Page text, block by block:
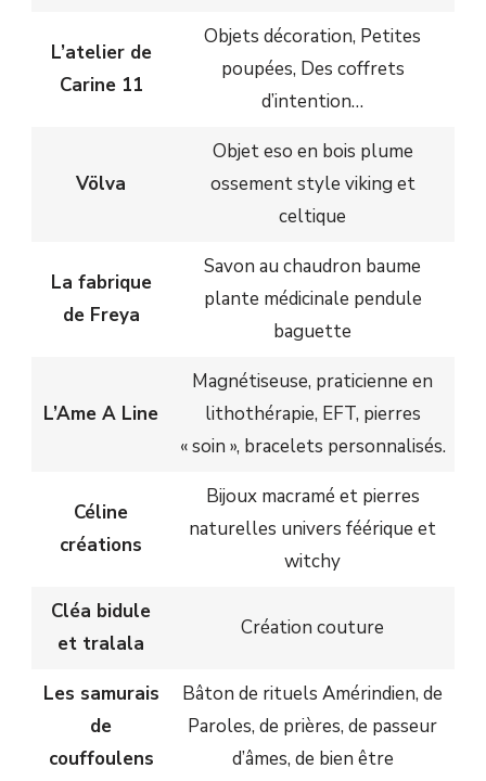
L’atelier de
Carine 11
Objets décoration, Petites
poupées, Des coffrets
d’intention…
Völva
Objet eso en bois plume
ossement style viking et
celtique
La fabrique
de Freya
Savon au chaudron baume
plante médicinale pendule
baguette
L’Ame A Line
Magnétiseuse, praticienne en
lithothérapie, EFT, pierres
« soin », bracelets personnalisés.
Céline
créations
Bijoux macramé et pierres
naturelles univers féérique et
witchy
Cléa bidule
et tralala
Création couture
Les samurais
de
couffoulens
Bâton de rituels Amérindien, de
Paroles, de prières, de passeur
d’âmes, de bien être